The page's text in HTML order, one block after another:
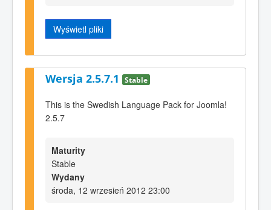
Wyświetl pliki
Wersja 2.5.7.1 Stable
This is the Swedish Language Pack for Joomla!
2.5.7
Maturity
Stable
Wydany
środa, 12 wrzesień 2012 23:00